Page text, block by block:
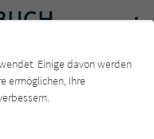
Newsletter
Einige davon werden
ermöglichen, Ihre